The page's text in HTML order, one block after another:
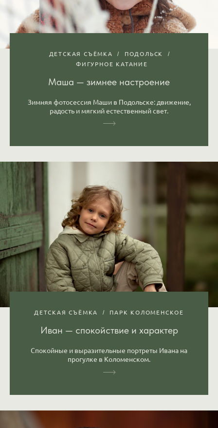
ДЕТСКАЯ СЪЁМКА
ПОДОЛЬСК
ФИГУРНОЕ КАТАНИЕ
Маша — зимнее настроение
Зимняя фотосессия Маши в Подольске: движение,
радость и мягкий естественный свет.
ДЕТСКАЯ СЪЁМКА ПАРК КОЛОМЕНСКОЕ
Иван — спокойствие и характер
Спокойные и выразительные портреты Ивана на
прогулке в Коломенском.